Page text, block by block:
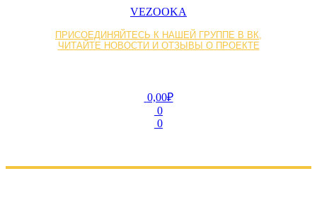
VEZOOKA
ПРИСОЕДИНЯЙТЕСЬ К НАШЕЙ ГРУППЕ В ВК,
ЧИТАЙТЕ НОВОСТИ И ОТЗЫВЫ О ПРОЕКТЕ
0,00₽
0
0